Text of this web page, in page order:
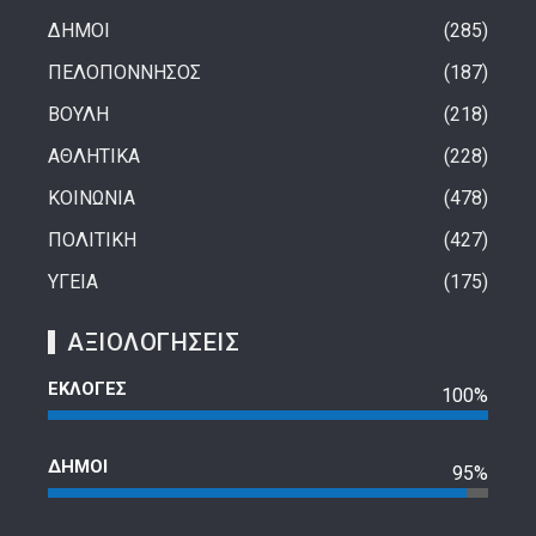
ΔΗΜΟΙ
285
ΠΕΛΟΠΟΝΝΗΣΟΣ
187
ΒΟΥΛΗ
218
ΑΘΛΗΤΙΚΑ
228
ΚΟΙΝΩΝΙΑ
478
ΠΟΛΙΤΙΚΗ
427
ΥΓΕΙΑ
175
ΑΞΙΟΛΟΓΗΣΕΙΣ
ΕΚΛΟΓΕΣ 100%
ΔΗΜΟΙ 95%